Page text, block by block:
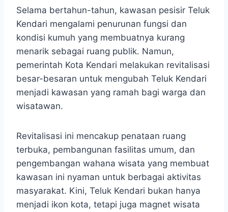
Selama bertahun-tahun, kawasan pesisir Teluk
Kendari mengalami penurunan fungsi dan
kondisi kumuh yang membuatnya kurang
menarik sebagai ruang publik. Namun,
pemerintah Kota Kendari melakukan revitalisasi
besar-besaran untuk mengubah Teluk Kendari
menjadi kawasan yang ramah bagi warga dan
wisatawan.
Revitalisasi ini mencakup penataan ruang
terbuka, pembangunan fasilitas umum, dan
pengembangan wahana wisata yang membuat
kawasan ini nyaman untuk berbagai aktivitas
masyarakat. Kini, Teluk Kendari bukan hanya
menjadi ikon kota, tetapi juga magnet wisata